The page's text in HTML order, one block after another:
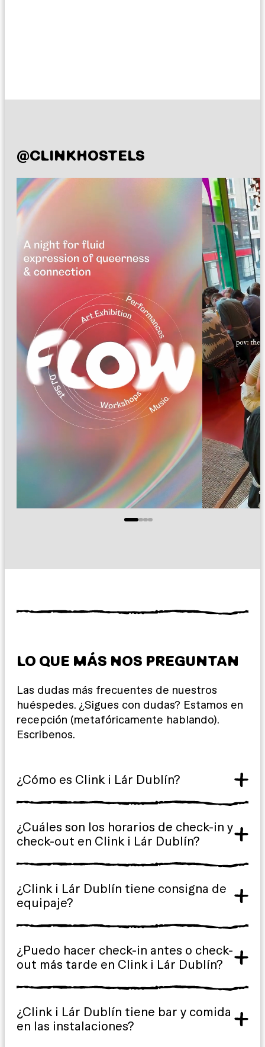
@CLINKHOSTELS
LO QUE MÁS NOS PREGUNTAN
Las dudas más frecuentes de nuestros
huéspedes. ¿Sigues con dudas? Estamos en
recepción (metafóricamente hablando).
Escribenos.
¿Cómo es Clink i Lár Dublín?
¿Cuáles son los horarios de check-in y
check-out en Clink i Lár Dublín?
¿Clink i Lár Dublín tiene consigna de
equipaje?
¿Puedo hacer check-in antes o check-
out más tarde en Clink i Lár Dublín?
¿Clink i Lár Dublín tiene bar y comida
en las instalaciones?